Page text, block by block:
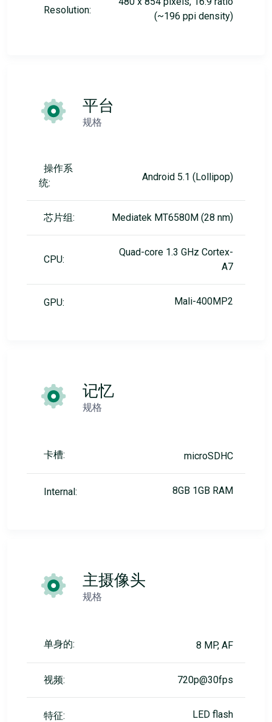
Resolution:
(~196 ppi density)
平台
规格
操作系
统:
Android 5.1 (Lollipop)
芯片组: Mediatek MT6580M (28 nm)
CPU:
Quad-core 1.3 GHz Cortex-
A7
GPU: Mali-400MP2
记忆
规格
卡槽: microSDHC
Internal: 8GB 1GB RAM
主摄像头
规格
单身的: 8 MP, AF
视频: 720p@30fps
特征: LED flash